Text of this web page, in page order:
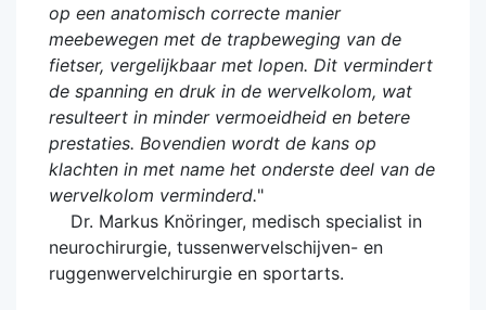
op een anatomisch correcte manier
meebewegen met de trapbeweging van de
fietser, vergelijkbaar met lopen. Dit vermindert
de spanning en druk in de wervelkolom, wat
resulteert in minder vermoeidheid en betere
prestaties. Bovendien wordt de kans op
klachten in met name het onderste deel van de
wervelkolom verminderd."
Dr. Markus Knöringer, medisch specialist in
neurochirurgie, tussenwervelschijven- en
ruggenwervelchirurgie en sportarts.